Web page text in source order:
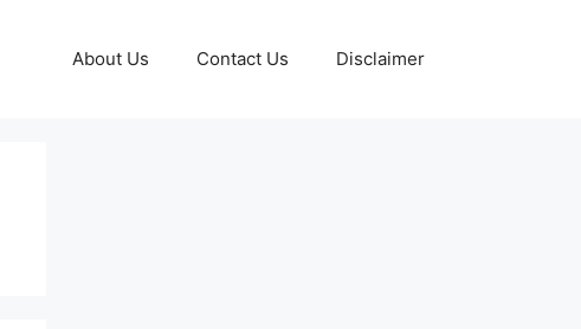
About Us Contact Us Disclaimer